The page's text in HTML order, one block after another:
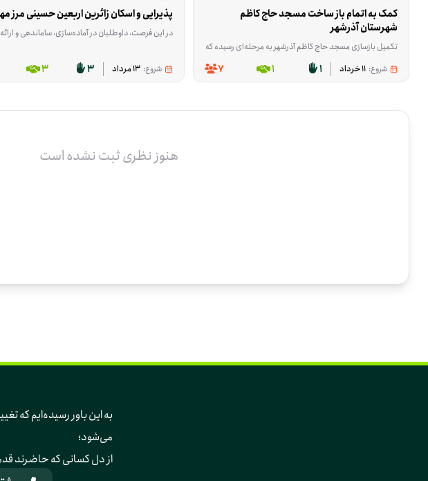
شهرستان آذرشهر
تکمیل بازسازی مسجد حاج کاظم آذرشهر به مرحله‌ای رسیده که برای ادامه‌ی کار، هم کمک مالی لازم است و هم حضور داوطلبانی که در کارهای اجرایی ساختمان مهارت دارند. این فرصت برای پیشبرد بخش‌هایی از بناست که بدون تأمین هزینه یا نیروی متخصص، نیمه‌تمام می‌ماند. اگر در بنایی،
شروع: 11 خرداد 1
1
7
پذیرایی و اسکان زائرین اربعین حسینی مرز
در این فرصت، داوطلبان در آماده‌سازی، ساماندهی و
شروع: 13 مرداد 3
3
هنوز نظری ثبت نشده است
می‌شود؛
از دل کسانی که حاضرند